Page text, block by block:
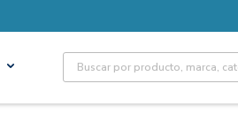
Site Search